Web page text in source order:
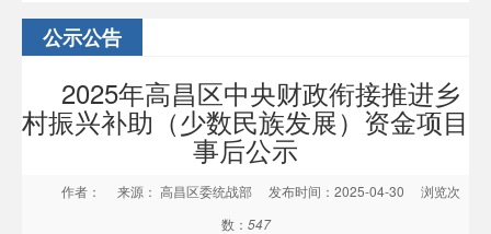
公示公告
2025年高昌区中央财政衔接推进乡
村振兴补助（少数民族发展）资金项目
事后公示
作者： 来源： 高昌区委统战部 发布时间：2025-04-30
浏览次
数： 547